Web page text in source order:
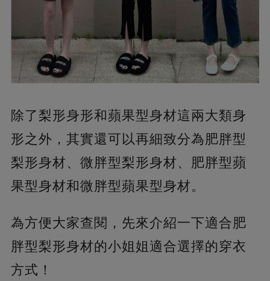
除了梨形身形和蘋果型身材這兩大類身
形之外，其實還可以再細致分為肥胖型
梨形身材、微胖型梨形身材、肥胖型蘋
果型身材和微胖型蘋果型身材。
為方便大家查閱，先來介紹一下適合肥
胖型梨形身材的小姐姐適合選擇的穿衣
方式！